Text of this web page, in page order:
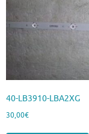
40-LB3910-LBA2XG
30,00€